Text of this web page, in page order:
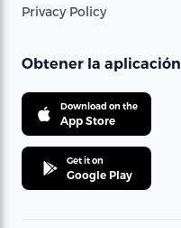
Privacy Policy
Obtener la aplicación
Download on the
App Store
Get it on
Google Play